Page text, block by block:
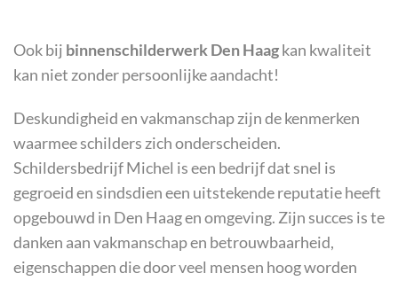
Ook bij binnenschilderwerk Den Haagkan kwaliteit
kan niet zonder persoonlijke aandacht!
Deskundigheid en vakmanschap zijn de kenmerken
waarmee schilders zich onderscheiden.
Schildersbedrijf Michel is een bedrijf dat snel is
gegroeid en sindsdien een uitstekende reputatie heeft
opgebouwd in Den Haag en omgeving. Zijn succes is te
danken aan vakmanschap en betrouwbaarheid,
eigenschappen die door veel mensen hoog worden